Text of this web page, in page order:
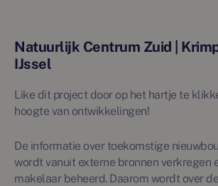
Natuurlijk Centrum Zuid |
IJssel
Like dit project door op het hartje te
hoogte van ontwikkelingen!
De informatie over toekomstige
wordt vanuit externe bronnen verkregen
makelaar beheerd. Daarom wordt over